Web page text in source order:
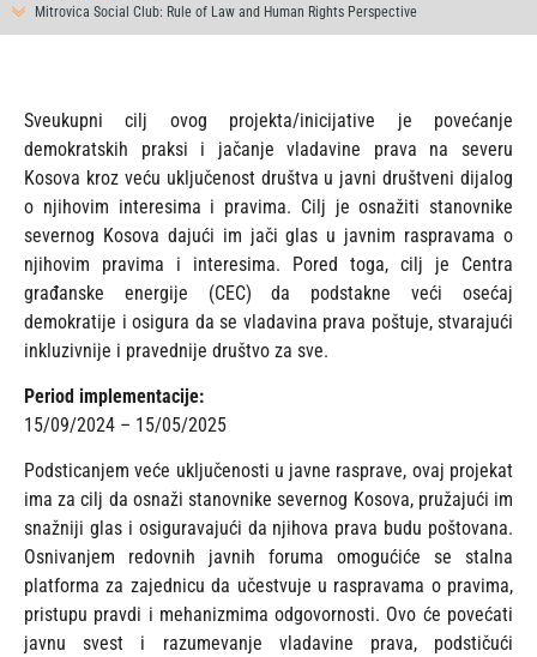
Mitrovica Social Club: Rule of Law and Human Rights Perspective
Sveukupni cilj ovog projekta/inicijative je povećanje
demokratskih praksi i jačanje vladavine prava na severu
Kosova kroz veću uključenost društva u javni društveni dijalog
o njihovim interesima i pravima. Cilj je osnažiti stanovnike
severnog Kosova dajući im jači glas u javnim raspravama o
njihovim pravima i interesima. Pored toga, cilj je Centra
građanske energije (CEC) da podstakne veći osećaj
demokratije i osigura da se vladavina prava poštuje, stvarajući
inkluzivnije i pravednije društvo za sve.
Period implementacije:
15/09/2024 – 15/05/2025
Podsticanjem veće uključenosti u javne rasprave, ovaj projekat
ima za cilj da osnaži stanovnike severnog Kosova, pružajući im
snažniji glas i osiguravajući da njihova prava budu poštovana.
Osnivanjem redovnih javnih foruma omogućiće se stalna
platforma za zajednicu da učestvuje u raspravama o pravima,
pristupu pravdi i mehanizmima odgovornosti. Ovo će povećati
javnu svest i razumevanje vladavine prava, podstičući